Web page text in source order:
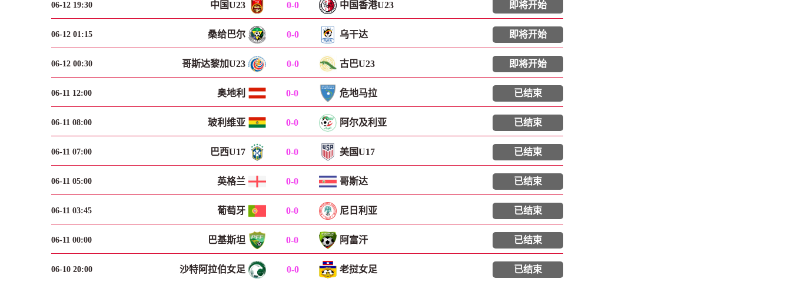
06-12 19:30 中国U23 0-0 中国香港U23 即将开始
06-12 01:15 桑给巴尔 0-0 乌干达 即将开始
06-12 00:30 哥斯达黎加U23 0-0 古巴U23 即将开始
06-11 12:00 奥地利 0-0 危地马拉 已结束
06-11 08:00 玻利维亚 0-0 阿尔及利亚 已结束
06-11 07:00 巴西U17 0-0 美国U17 已结束
06-11 05:00 英格兰 0-0 哥斯达 已结束
06-11 03:45 葡萄牙 0-0 尼日利亚 已结束
06-11 00:00 巴基斯坦 0-0 阿富汗 已结束
06-10 20:00 沙特阿拉伯女足 0-0 老挝女足 已结束